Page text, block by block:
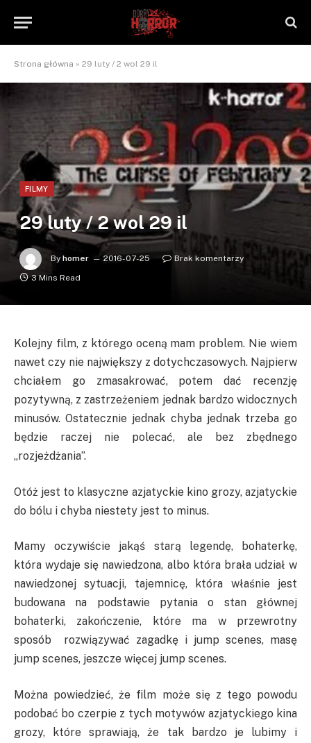
Strona główna » 29 luty / 2 wol 29 il
FILMY
29 luty / 2 wol 29 il
By homer 2016-07-25
Brak komentarzy
3 Mins Read
Kolejny film, z którego oceną mam problem. Nie wiem
nawet czy nie największy z dotychczasowych. Najpierw
chciałem go zmasakrować, potem dać recenzję
pozytywną, z zastrzeżeniem jednak bardzo widocznych
minusów. Ostatecznie jednak chyba jednak trzeba go
będzie raczej nie polecać, ale bez zbędnego
„rozjeżdżania”.
Otóż jest to klasyczne azjatyckie kino grozy, azjatyckie
do bólu i chyba niestety jest to minus.
Mamy oczywiście jakąś starą legendę, bohaterkę,
która wydaje się nawiedzona, albo która brała udział w
nawiedzonej sytuacji, tajemnicę, która właśnie jest
budowana na podstawie pytania o stan głównej
bohaterki, zakończenie, które ma w przewrotny
sposób rozwiązywać zagadkę i jump scenes, masę
jump scenes, jeszcze więcej jump scenes.
Można powiedzieć, że film może się z tego powodu
podobać bo czerpie z tych motywów azjatyckiego kina
grozy, które sprawiają, że tak bardzo je lubimy i